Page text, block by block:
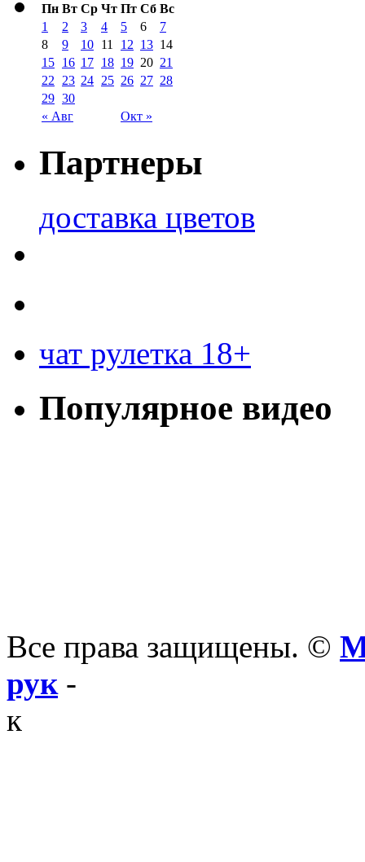
Пн Вт Ср Чт Пт Сб Вс
« Авг Окт »
1 2 3 4 5 6
7
8
9 10 11 12 13 14
15 16 17 18 19 20 21
22
23 24 25 26 27 28
29 30
Партнеры
доставка цветов
чат рулетка 18+
Популярное видео
Все права защищены. ©
рук-
к